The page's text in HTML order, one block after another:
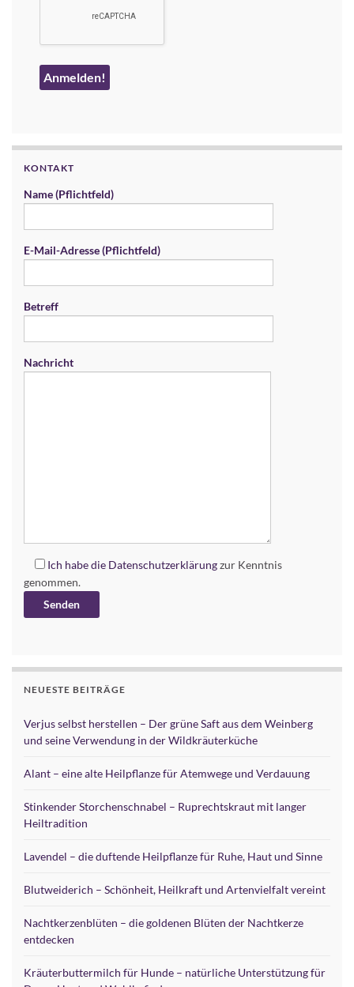
KONTAKT
Name (Pflichtfeld)
E-Mail-Adresse (Pflichtfeld)
Betreff
Nachricht
Ich habe die Datenschutzerklärungzur Kenntnis
genommen.
NEUESTE BEITRÄGE
Verjus selbst herstellen – Der grüne Saft aus dem Weinberg
und seine Verwendung in der Wildkräuterküche
Alant – eine alte Heilpflanze für Atemwege und Verdauung
Stinkender Storchenschnabel – Ruprechtskraut mit langer
Heiltradition
Lavendel – die duftende Heilpflanze für Ruhe, Haut und Sinne
Blutweiderich – Schönheit, Heilkraft und Artenvielfalt vereint
Nachtkerzenblüten – die goldenen Blüten der Nachtkerze
entdecken
Kräuterbuttermilch für Hunde – natürliche Unterstützung für